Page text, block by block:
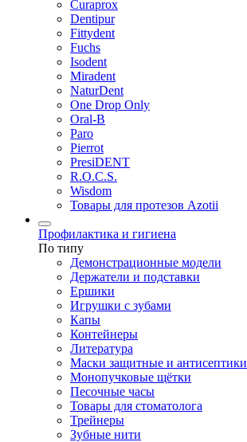
Curaprox
Dentipur
Fittydent
Fuchs
Isodent
Miradent
NaturDent
One Drop Only
Oral-B
Paro
Pierrot
PresiDENT
R.O.C.S.
Wisdom
Товары для протезов Azotii
Профилактика и гигиена
По типу
Демонстрационные модели
Держатели и подставки
Ершики
Игрушки с зубами
Капы
Контейнеры
Литература
Маски защитные и антисептики
Монопучковые щётки
Песочные часы
Товары для стоматолога
Трейнеры
Зубные нити